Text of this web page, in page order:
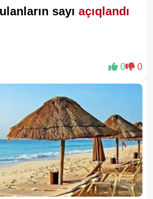
sayı açıqlandı
0 0